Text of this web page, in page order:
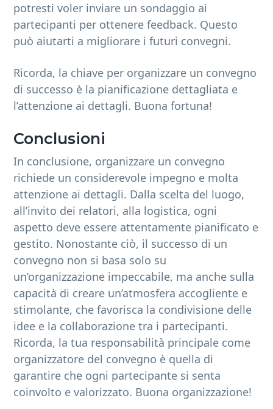
potresti voler inviare un sondaggio ai
partecipanti per ottenere feedback. Questo
può aiutarti a migliorare i futuri convegni.
Ricorda, la chiave per organizzare un convegno
di successo è la pianificazione dettagliata e
l’attenzione ai dettagli. Buona fortuna!
Conclusioni
In conclusione, organizzare un convegno
richiede un considerevole impegno e molta
attenzione ai dettagli. Dalla scelta del luogo,
all’invito dei relatori, alla logistica, ogni
aspetto deve essere attentamente pianificato e
gestito. Nonostante ciò, il successo di un
convegno non si basa solo su
un’organizzazione impeccabile, ma anche sulla
capacità di creare un’atmosfera accogliente e
stimolante, che favorisca la condivisione delle
idee e la collaborazione tra i partecipanti.
Ricorda, la tua responsabilità principale come
organizzatore del convegno è quella di
garantire che ogni partecipante si senta
coinvolto e valorizzato. Buona organizzazione!